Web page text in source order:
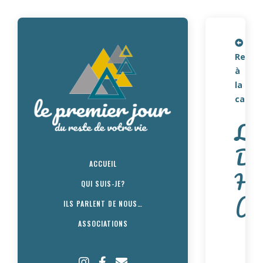
ACCUEIL
QUI SUIS-JE?
ILS PARLENT DE NOUS…
ASSOCIATIONS
Retour
à
la
carte